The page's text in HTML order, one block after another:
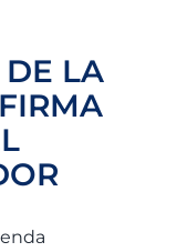
LA